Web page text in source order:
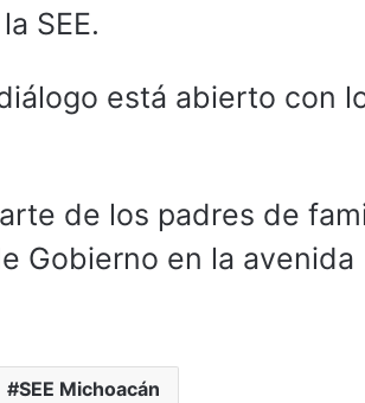
SEE.
está abierto con
de los padres de
Gobierno en la avenida
SEE Michoacán